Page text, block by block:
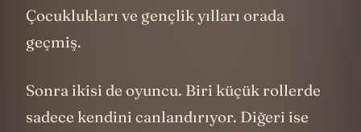
Çocuklukları ve gençlik yılları orada
geçmiş.
Sonra ikisi de oyuncu. Biri küçük rollerde
sadece kendini canlandırıyor. Diğeri ise